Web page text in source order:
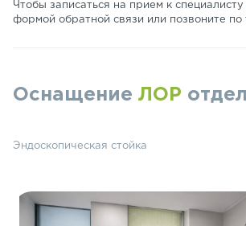
Чтобы записаться на прием к специалисту
формой обратной связи или позвоните по
Оснащение ЛОР
Эндоскопическая стойка